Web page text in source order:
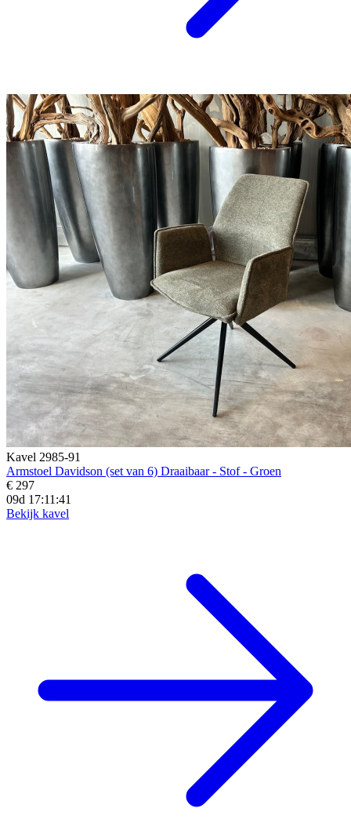
Kavel 2985-91
Armstoel Davidson (set van 6) Draaibaar - Stof - Groen
€ 297
09d 17:11:39
Bekijk kavel